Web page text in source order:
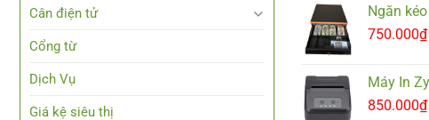
Cân điện tử
Cổng từ
Dịch Vụ
Giá kệ siêu thị
Ngăn
750.000₫
Máy In
850.000₫